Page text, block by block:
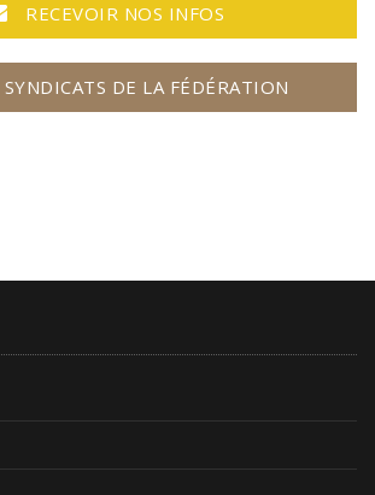
RECEVOIR NOS INFOS
SYNDICATS DE LA FÉDÉRATION